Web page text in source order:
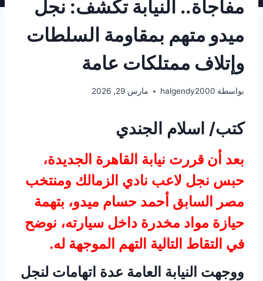
مفاجأة.. النيابة تكشف: نجل
ميدو متهم بمقاومة السلطات
وإتلاف ممتلكات عامة
بواسطة halgendy2000 مارس 29, 2026
كتب/ اسلام الجندي
بعد أن قررت نيابة القاهرة الجديدة،
حبس نجل لاعب نادي الزمالك ومنتخب
مصر السابق أحمد حسام ميدو، بتهمة
حيازة مواد مخدرة داخل سيارته، نوضح
في التقاط التالية التهم الموجهة له.
ووجهت النيابة العامة عدة اتهامات لنجل